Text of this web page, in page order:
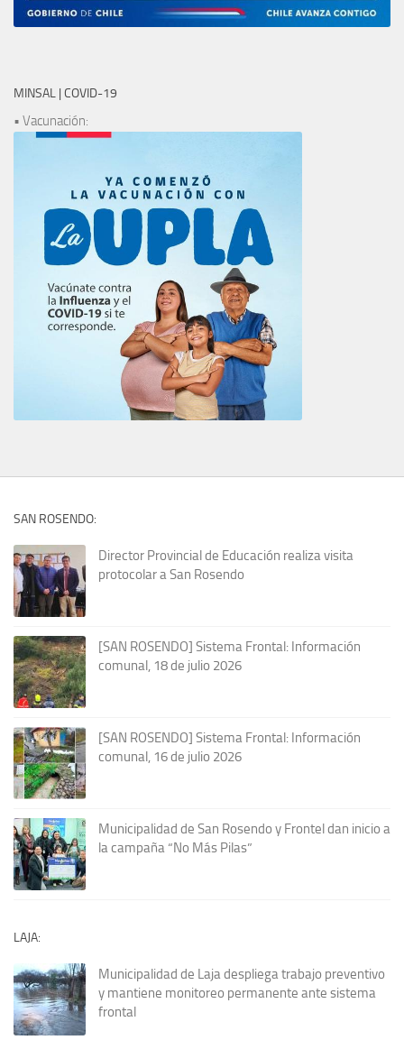
MINSAL | COVID-19
• Vacunación:
SAN ROSENDO:
Director Provincial de Educación realiza visita
protocolar a San Rosendo
[SAN ROSENDO] Sistema Frontal: Información
comunal, 18 de julio 2026
[SAN ROSENDO] Sistema Frontal: Información
comunal, 16 de julio 2026
Municipalidad de San Rosendo y Frontel dan inicio a
la campaña “No Más Pilas”
LAJA:
Municipalidad de Laja despliega trabajo preventivo
y mantiene monitoreo permanente ante sistema
frontal